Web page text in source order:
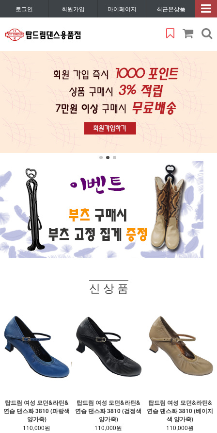
로그인 회원가입 마이페이지 최근본상품
신 상 품
탑드림 여성 모던&라틴&
연습 댄스화 3810 (파랑색
양가죽)
110,000원
탑드림 여성 모던&라틴&
연습 댄스화 3810 (검정색
양가죽)
110,000원
탑드림 여성 모던&라틴&
연습 댄스화 3810 (베이지
색 양가죽)
110,000원